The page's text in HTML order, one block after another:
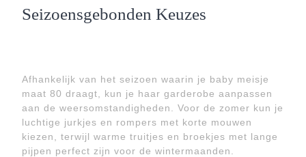
Seizoensgebonden Keuzes
Afhankelijk van het seizoen waarin je baby meisje
maat 80 draagt, kun je haar garderobe aanpassen
aan de weersomstandigheden. Voor de zomer kun je
luchtige jurkjes en rompers met korte mouwen
kiezen, terwijl warme truitjes en broekjes met lange
pijpen perfect zijn voor de wintermaanden.